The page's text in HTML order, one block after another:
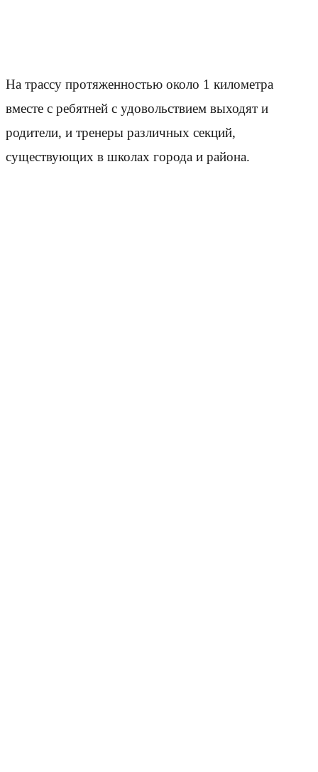
На трассу протяженностью около 1 километра
вместе с ребятней с удовольствием выходят и
родители, и тренеры различных секций,
существующих в школах города и района.